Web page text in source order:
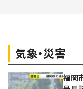
気象・災害
福岡